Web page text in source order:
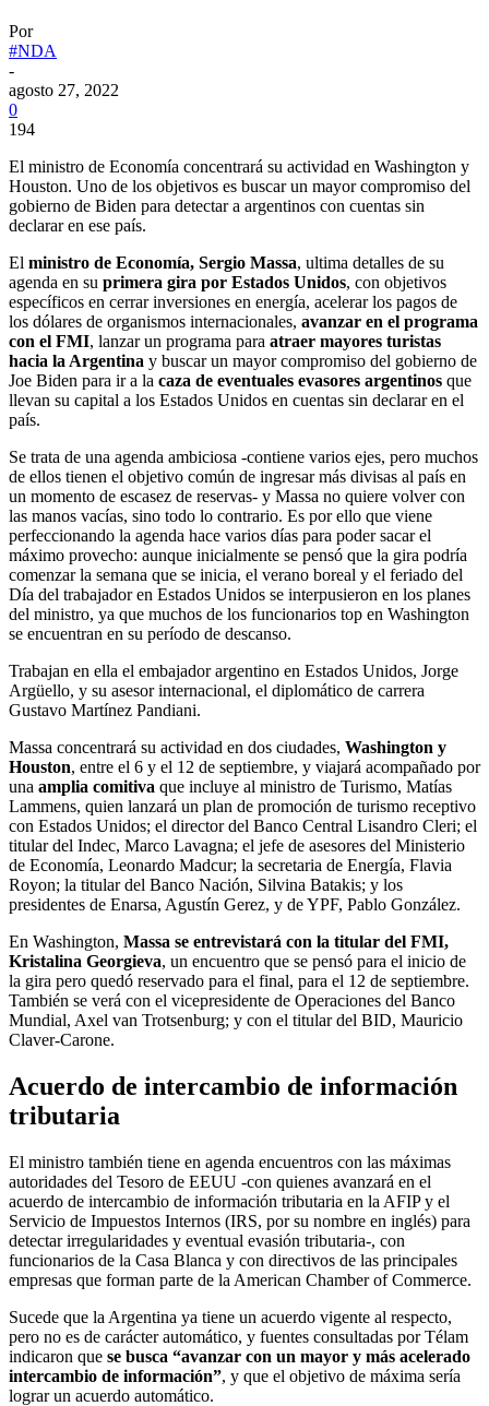
Por
#NDA
-
agosto 27, 2022
0
194
El ministro de Economía concentrará su actividad en Washington y
Houston. Uno de los objetivos es buscar un mayor compromiso del
gobierno de Biden para detectar a argentinos con cuentas sin
declarar en ese país.
El ministro de Economía, Sergio Massa, ultima detalles de su
agenda en su primera gira por Estados Unidos, con objetivos
específicos en cerrar inversiones en energía, acelerar los pagos de
los dólares de organismos internacionales, avanzar en el programa
con el FMI, lanzar un programa para atraer mayores turistas
hacia la Argentina y buscar un mayor compromiso del gobierno de
Joe Biden para ir a la caza de eventuales evasores argentinos que
llevan su capital a los Estados Unidos en cuentas sin declarar en el
país.
Se trata de una agenda ambiciosa -contiene varios ejes, pero muchos
de ellos tienen el objetivo común de ingresar más divisas al país en
un momento de escasez de reservas- y Massa no quiere volver con
las manos vacías, sino todo lo contrario. Es por ello que viene
perfeccionando la agenda hace varios días para poder sacar el
máximo provecho: aunque inicialmente se pensó que la gira podría
comenzar la semana que se inicia, el verano boreal y el feriado del
Día del trabajador en Estados Unidos se interpusieron en los planes
del ministro, ya que muchos de los funcionarios top en Washington
se encuentran en su período de descanso.
Trabajan en ella el embajador argentino en Estados Unidos, Jorge
Argüello, y su asesor internacional, el diplomático de carrera
Gustavo Martínez Pandiani.
Massa concentrará su actividad en dos ciudades, Washington y
Houston, entre el 6 y el 12 de septiembre, y viajará acompañado por
una amplia comitiva que incluye al ministro de Turismo, Matías
Lammens, quien lanzará un plan de promoción de turismo receptivo
con Estados Unidos; el director del Banco Central Lisandro Cleri; el
titular del Indec, Marco Lavagna; el jefe de asesores del Ministerio
de Economía, Leonardo Madcur; la secretaria de Energía, Flavia
Royon; la titular del Banco Nación, Silvina Batakis; y los
presidentes de Enarsa, Agustín Gerez, y de YPF, Pablo González.
En Washington, Massa se entrevistará con la titular del FMI,
Kristalina Georgieva, un encuentro que se pensó para el inicio de
la gira pero quedó reservado para el final, para el 12 de septiembre.
También se verá con el vicepresidente de Operaciones del Banco
Mundial, Axel van Trotsenburg; y con el titular del BID, Mauricio
Claver-Carone.
Acuerdo de intercambio de información
tributaria
El ministro también tiene en agenda encuentros con las máximas
autoridades del Tesoro de EEUU -con quienes avanzará en el
acuerdo de intercambio de información tributaria en la AFIP y el
Servicio de Impuestos Internos (IRS, por su nombre en inglés) para
detectar irregularidades y eventual evasión tributaria-, con
funcionarios de la Casa Blanca y con directivos de las principales
empresas que forman parte de la American Chamber of Commerce.
Sucede que la Argentina ya tiene un acuerdo vigente al respecto,
pero no es de carácter automático, y fuentes consultadas por Télam
indicaron que se busca “avanzar con un mayor y más acelerado
intercambio de información”, y que el objetivo de máxima sería
lograr un acuerdo automático.